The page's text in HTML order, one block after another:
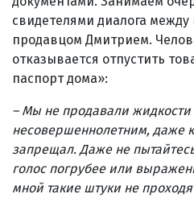
свидетелями диалога между
продавцом Дмитрием.
отказывается отпустить
паспорт дома»:
– Мы не продавали
несовершеннолетним, даже
запрещал. Даже не
голос погрубее или
мной такие штуки не